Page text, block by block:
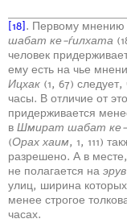
[18]. Первому мнению
шабат ке-ѓилхата
человек
ему есть на чье
Ицхак (1, 67)
часы. В отличие от
придерживается
в Шмират шабат ке-
(Орах хаим, 1, 111)
разрешено. А в
не полагается на эрув
улиц, ширина которых
менее строгое
часах.